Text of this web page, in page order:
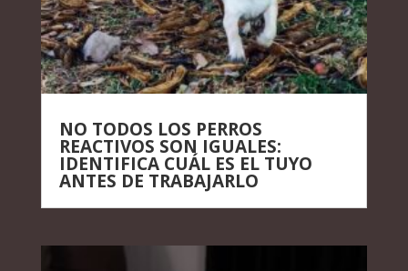
NO TODOS LOS PERROS
REACTIVOS SON IGUALES:
IDENTIFICA CUÁL ES EL TUYO
ANTES DE TRABAJARLO